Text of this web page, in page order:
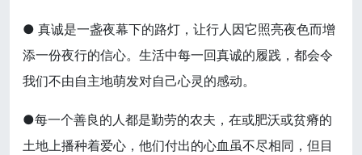
● 真诚是一盏夜幕下的路灯，让行人因它照亮夜色而增
添一份夜行的信心。生活中每一回真诚的履践，都会令
我们不由自主地萌发对自己心灵的感动。
●每一个善良的人都是勤劳的农夫，在或肥沃或贫瘠的
土地上播种着爱心，他们付出的心血虽不尽相同，但目